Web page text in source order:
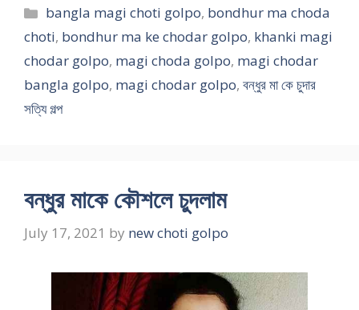
Categories
bangla magi choti golpo, bondhur ma choda
choti, bondhur ma ke chodar golpo, khanki magi
chodar golpo, magi choda golpo, magi chodar
bangla golpo, magi chodar golpo, বন্ধুর মা কে চুদার
সত্যি গল্প
বন্ধুর মাকে কৌশলে চুদলাম
July 17, 2021 by new choti golpo